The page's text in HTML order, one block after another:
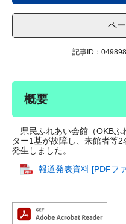
ペ
記事ID：
概要
県民ふれあい会館（OKBふ
ター1基が故障し、来館者等
発生しました。
報道発表資料 [PDFフ